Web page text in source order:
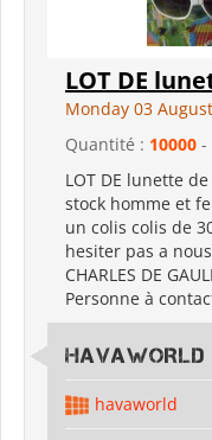
LOT DE
Monday 03
Quantité : 10000 -
LOT DE lunette
stock homme et
un colis colis de
hesiter pas a
CHARLES DE
Personne à
HAVAWORLD
havaworld